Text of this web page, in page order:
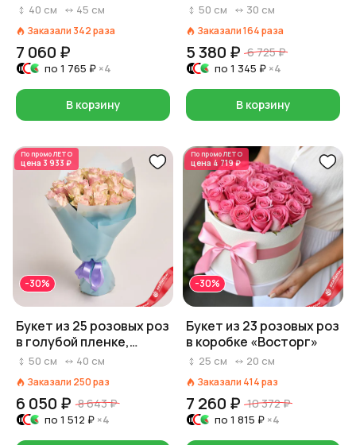
40 см 45 см
Заказали 342раза
7 060 ₽
по 1 765 ₽ ×4
В корзину
50 см 30 см
Заказали164раза
5 380 ₽ 6 725 ₽
по 1 345 ₽ ×4
В корзину
По промоЛЕТО
цена 3 933 ₽
-30%
Букет из 25 розовых роз
в голубой пленке,
Россия, 50 см
50 см 40 см
Заказали 250раз
6 050 ₽ 8 643 ₽
по 1 512 ₽ ×4
По промоЛЕТО
цена 4 719 ₽
-30%
Букет из 23 розовых роз
в коробке «Восторг»
25 см 20 см
Заказали 414раз
7 260 ₽ 10 372 ₽
по 1 815 ₽ ×4